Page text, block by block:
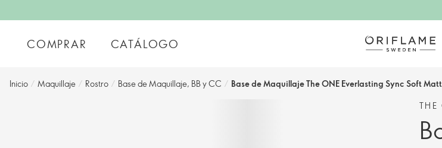
COMPRAR CATÁLOGO
Inicio / Maquillaje / Rostro / Base de Maquillaje, BB y CC / Base de Maquillaje The ONE Everlasting Sync Soft
THE